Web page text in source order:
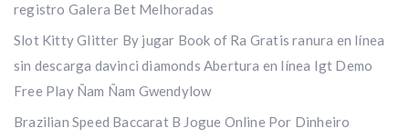
registro Galera Bet Melhoradas
Slot Kitty Glitter By jugar Book of Ra Gratis ranura en línea
sin descarga davinci diamonds Abertura en línea Igt Demo
Free Play Ñam Ñam Gwendylow
Brazilian Speed Baccarat B Jogue Online Por Dinheiro